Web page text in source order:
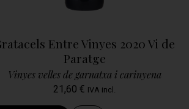
Entre Vinyes 2020 Vi de
Paratge
Vinyes velles de garnatxa i carinyena
21,60€ IVA incl.